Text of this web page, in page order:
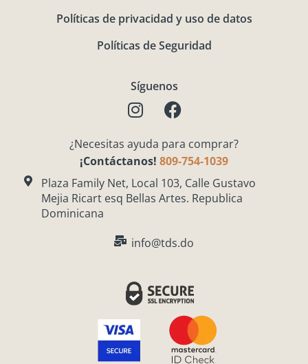
Políticas de privacidad y uso de datos
Políticas de Seguridad
Síguenos
I
n
t
a
g
r
m
F
a
e
b
o
o
¿Necesitas ayuda para comprar?
¡Contáctanos! 809-754-1039
Plaza Family Net, Local 103, Calle Gustavo
Mejia Ricart esq Bellas Artes. Republica
Dominicana
info@tds.do